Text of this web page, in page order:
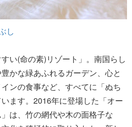
し
い(命の素)リゾート」。南国らし
かな緑あふれるガーデン、心と
ンの食事など、すべてに「ぬち
ます。2016年に登場した「オー
は、竹の網代や木の面格子な